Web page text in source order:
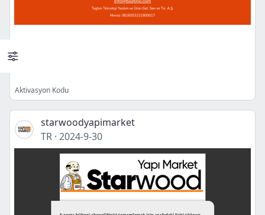
Aktivasyon Kodu
starwoodyapimarket
TR · 2024-9-30